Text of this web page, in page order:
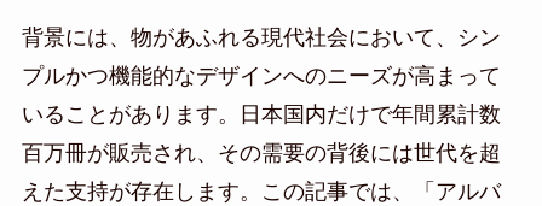
背景には、物があふれる現代社会において、シン
プルかつ機能的なデザインへのニーズが高まって
いることがあります。日本国内だけで年間累計数
百万冊が販売され、その需要の背後には世代を超
えた支持が存在します。この記事では、「アルバ